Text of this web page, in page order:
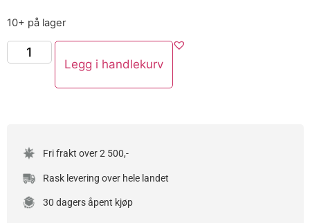
10+ på lager
Legg i handlekurv
Fri frakt over 2 500,-
Rask levering over hele landet
30 dagers åpent kjøp